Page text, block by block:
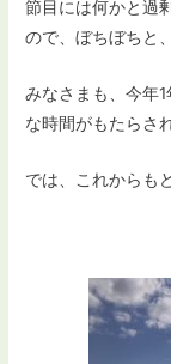
節目には何かと過
ので、ぼちぼちと
みなさまも、今年
な時間がもたらさ
では、これからも